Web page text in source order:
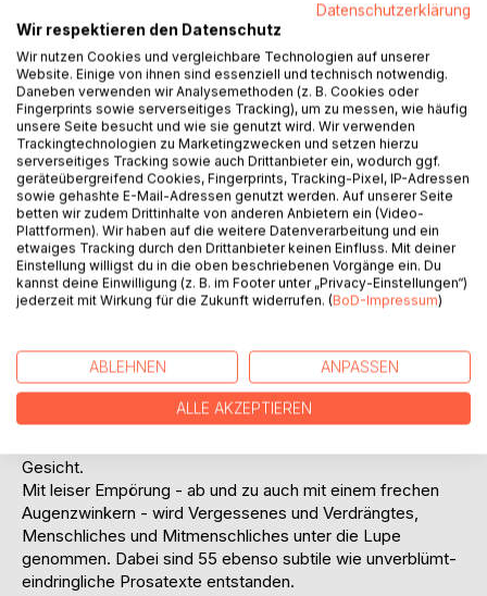
Auf die Merkliste
Titel bewerten
BESCHREIBUNG
Außenseiterinnen, Sonderlingen, Randständigen,
Grenzgängerinnen, Stotterern, Müßiggängern,
vereinsamten Alten, verwahrlosten Kindern und kinderlosen
Müttern, deren kleine und große Nöte im hektischen
Gesicht.
Mit leiser Empörung - ab und zu auch mit einem frechen
Augenzwinkern - wird Vergessenes und Verdrängtes,
Menschliches und Mitmenschliches unter die Lupe
genommen. Dabei sind 55 ebenso subtile wie unverblümt-
eindringliche Prosatexte entstanden.
Datenschutzerklärung
Wir respektieren den Datenschutz
Wir nutzen Cookies und vergleichbare Technologien auf unserer
Website. Einige von ihnen sind essenziell und technisch notwendig.
Daneben verwenden wir Analysemethoden (z. B. Cookies oder
Fingerprints sowie serverseitiges Tracking), um zu messen, wie häufig
unsere Seite besucht und wie sie genutzt wird. Wir verwenden
Trackingtechnologien zu Marketingzwecken und setzen hierzu
serverseitiges Tracking sowie auch Drittanbieter ein, wodurch ggf.
geräteübergreifend Cookies, Fingerprints, Tracking-Pixel, IP-Adressen
sowie gehashte E-Mail-Adressen genutzt werden. Auf unserer Seite
betten wir zudem Drittinhalte von anderen Anbietern ein (Video-
Plattformen). Wir haben auf die weitere Datenverarbeitung und ein
etwaiges Tracking durch den Drittanbieter keinen Einfluss. Mit deiner
Einstellung willigst du in die oben beschriebenen Vorgänge ein. Du
kannst deine Einwilligung (z. B. im Footer unter „Privacy-Einstellungen“)
jederzeit mit Wirkung für die Zukunft widerrufen. (BoD-Impressum)
ABLEHNEN ANPASSEN
ALLE AKZEPTIEREN